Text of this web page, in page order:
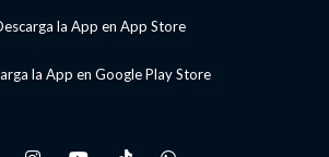
la App en App Store
la App en Google Play Store